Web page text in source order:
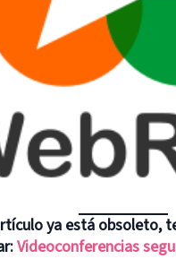
ya está obsoleto,
Videoconferencias